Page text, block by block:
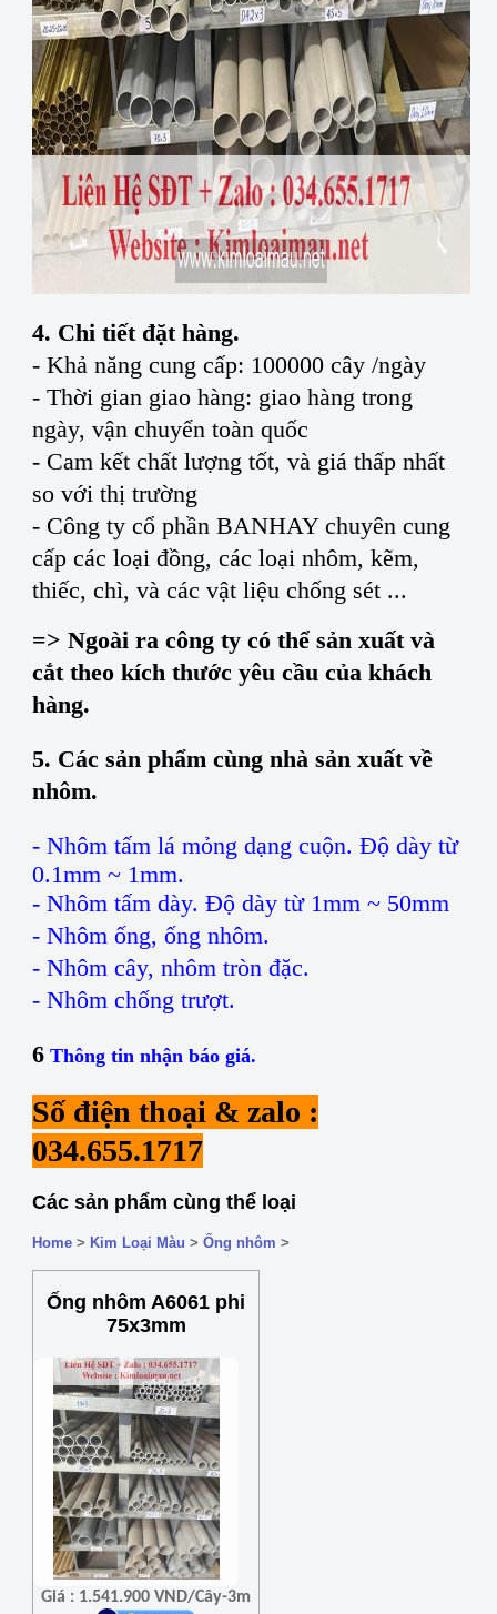
4. Chi tiết đặt hàng.
- Khả năng cung cấp: 100000 cây /ngày
- Thời gian giao hàng: giao hàng trong
ngày, vận chuyển toàn quốc
- Cam kết chất lượng tốt, và giá thấp nhất
so với thị trường
- Công ty cổ phần BANHAY chuyên cung
cấp các loại đồng, các loại nhôm, kẽm,
thiếc, chì, và các vật liệu chống sét ...
=> Ngoài ra công ty có thể sản xuất và
cắt theo kích thước yêu cầu của khách
hàng.
5. Các sản phẩm cùng nhà sản xuất về
nhôm.
- Nhôm tấm lá mỏng dạng cuộn. Độ dày từ
0.1mm ~ 1mm.
- Nhôm tấm dày. Độ dày từ 1mm ~ 50mm
- Nhôm ống, ống nhôm.
- Nhôm cây, nhôm tròn đặc.
- Nhôm chống trượt.
6 Thông tin nhận báo giá.
Số điện thoại & zalo :
034.655.1717
Các sản phẩm cùng thể loại
Home > Kim Loại Màu > Ống nhôm >
Ống nhôm A6061 phi
75x3mm
Giá : 1.541.900 VND/Cây-3m